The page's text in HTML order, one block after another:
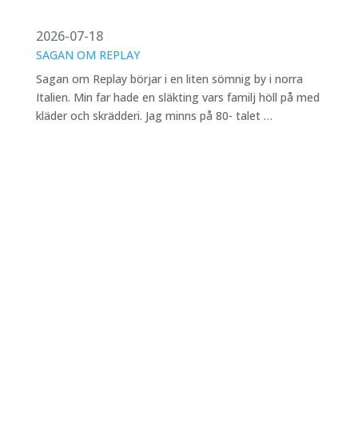
2026-07-18
SAGAN OM REPLAY
Sagan om Replay börjar i en liten sömnig by i norra
Italien. Min far hade en släkting vars familj höll på med
kläder och skrädderi. Jag minns på 80- talet …